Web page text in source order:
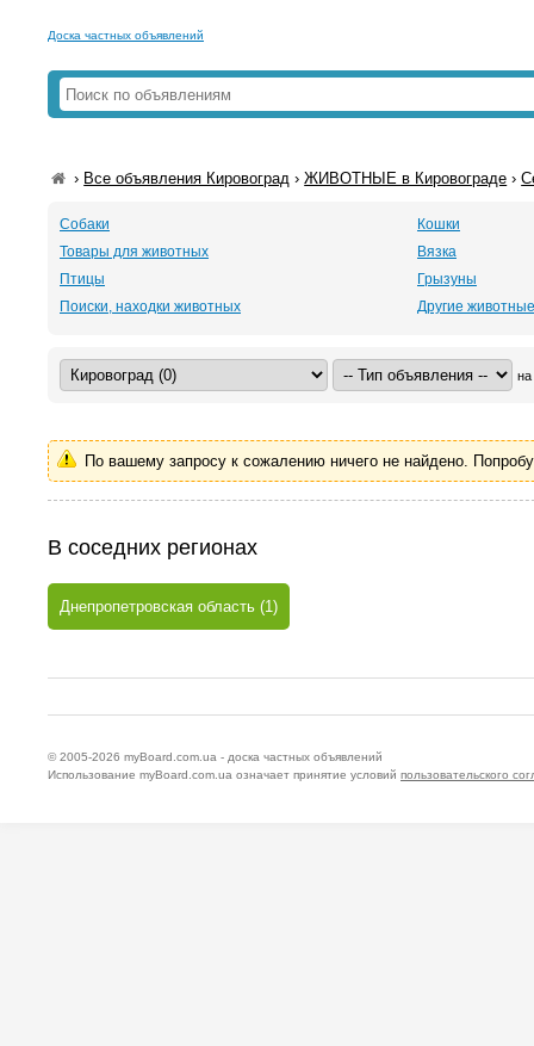
Доска частных объявлений
› Все объявления Кировоград ›ЖИВОТНЫЕ в Кировограде ›
Собаки
Кошки
Товары для животных
Вязка
Птицы
Грызуны
Поиски, находки животных
Другие животные
на
По вашему запросу к сожалению ничего не найдено.
В соседних регионах
Днепропетровская область (1)
© 2005-2026 myBoard.com.ua - доска частных объявлений
Использование myBoard.com.ua означает принятие условий пользовательского